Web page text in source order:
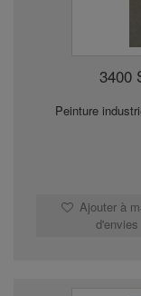
3400
Peinture
Ajouter à
d'envies